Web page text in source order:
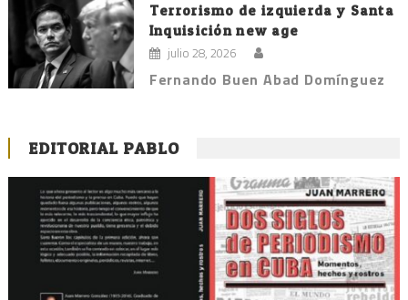
Terrorismo de izquierda y Santa
Inquisición new age
julio 28, 2026
Fernando Buen Abad Domínguez
EDITORIAL PABLO